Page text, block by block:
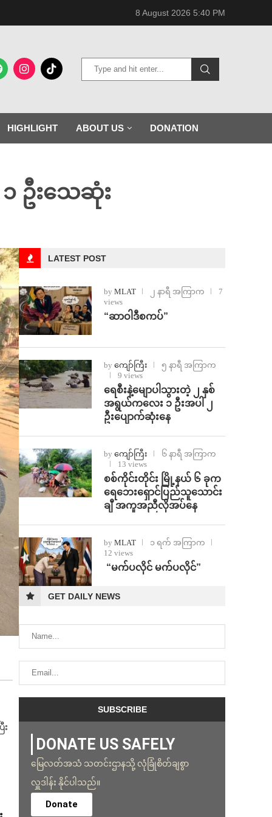
8 August 2026 5:40 PM
HIGHLIGHT ABOUT US DONATION
ဦးသေဆုံး
း
LATEST POST
by MLAT ၂ နာရီ အကြာက
7
views
“ဆာဝါဒီစကပ်”
by ကျော်ကြီး
၅ နာရီ အကြာက
9 views
ရေစီးနဲ့မျောပါသွားတဲ့ ၂ နှစ်
အရွယ်ကလေး ၁ ဦးအပါ ၂
ဦးပျောက်ဆုံးနေ
by ကျော်ကြီး
၆ နာရီ အကြာက
13 views
စစ်ကိုင်းတိုင်း မြို့နယ် ၆ ခုက
ရေဘေးရှောင်ပြည်သူသောင်း
ချီ အကူအညီလိုအပ်နေ
by MLAT
၁ ရက် အကြာက
12 views
⁨ ⁨“မက်ပလိုင် မက်ပလိုင်”
GET DAILY NEWS
DONATE US SAFELY
မြေလတ်အသံ သတင်းဌာနသို့ လုံခြုံစိတ်ချစွာ
လှူဒါန်း နိုင်ပါသည်။
Donate